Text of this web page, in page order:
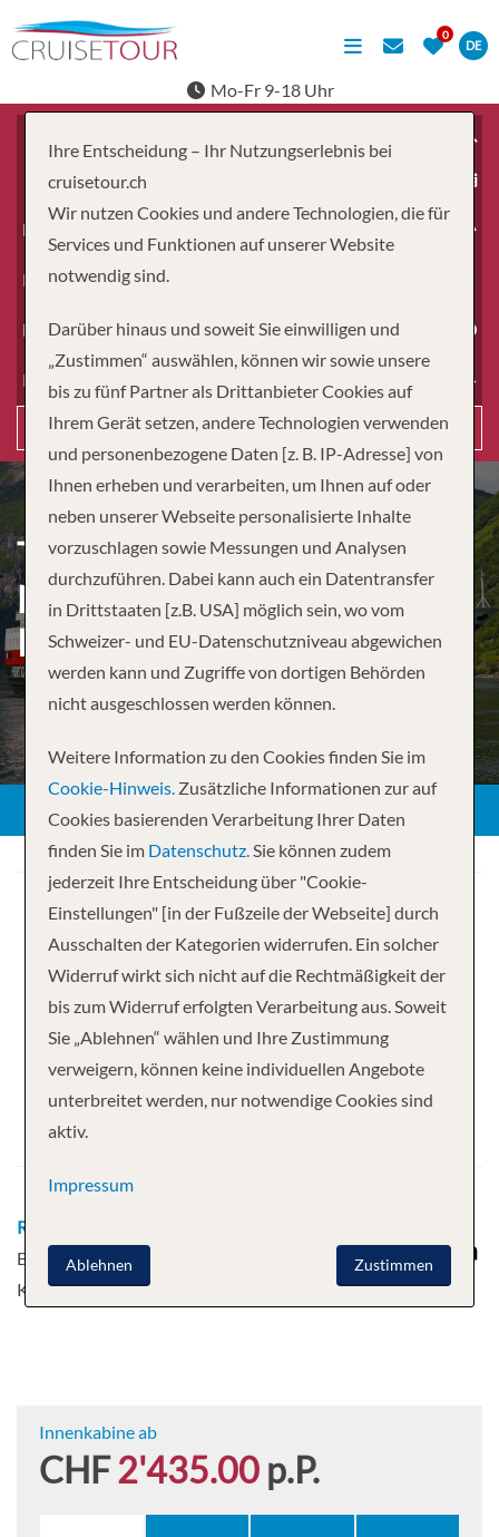
DE
Mo-Fr 9-18 Uhr
Erwachsene
Kinder
Dauer
Reiseart
Suchen
THE COASTAL EXPRESS –
NORTH : BERGEN –
KIRKENES
Ihre Kreuzfahrt
6 NächteMS Nordlys
Abfahrt
Route
Bodo - Tromsø - Honningsvag -
Kirkenes
Innenkabine ab
CHF2'435.00 p.P.
Ihre Entscheidung – Ihr Nutzungserlebnis bei
cruisetour.ch
Wir nutzen Cookies und andere Technologien, die für
Services und Funktionen auf unserer Website
notwendig sind.
Darüber hinaus und soweit Sie einwilligen und
„Zustimmen“ auswählen, können wir sowie unsere
bis zu fünf Partner als Drittanbieter Cookies auf
Ihrem Gerät setzen, andere Technologien verwenden
und personenbezogene Daten [z. B. IP-Adresse] von
Ihnen erheben und verarbeiten, um Ihnen auf oder
neben unserer Webseite personalisierte Inhalte
vorzuschlagen sowie Messungen und Analysen
durchzuführen. Dabei kann auch ein Datentransfer
in Drittstaaten [z.B. USA] möglich sein, wo vom
Schweizer- und EU-Datenschutzniveau abgewichen
werden kann und Zugriffe von dortigen Behörden
nicht ausgeschlossen werden können.
Weitere Information zu den Cookies finden Sie im
Cookie-Hinweis. Zusätzliche Informationen zur auf
Cookies basierenden Verarbeitung Ihrer Daten
finden Sie im Datenschutz.Sie können zudem
jederzeit Ihre Entscheidung über "Cookie-
Einstellungen" [in der Fußzeile der Webseite] durch
Ausschalten der Kategorien widerrufen. Ein solcher
Widerruf wirkt sich nicht auf die Rechtmäßigkeit der
bis zum Widerruf erfolgten Verarbeitung aus. Soweit
Sie „Ablehnen“ wählen und Ihre Zustimmung
verweigern, können keine individuellen Angebote
unterbreitet werden, nur notwendige Cookies sind
aktiv.
Impressum
Zustimmen
Ablehnen